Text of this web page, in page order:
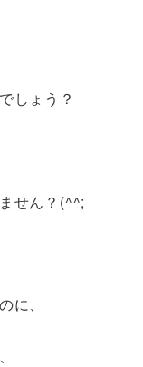
しょう？
せん？(^^;
に、